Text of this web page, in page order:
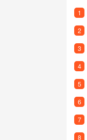
1
2
3
4
5
6
7
8